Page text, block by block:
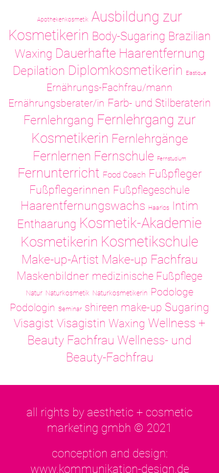
Apothekenkosmetik Ausbildung zur
Kosmetikerin Body-Sugaring Brazilian
Waxing Dauerhafte Haarentfernung
Depilation Diplomkosmetikerin Elastique
Ernährungs-Fachfrau/mann
Ernährungsberater/in Farb- und Stilberaterin
Fernlehrgang Fernlehrgang zur
Kosmetikerin Fernlehrgänge
Fernlernen Fernschule Fernstudium
Fernunterricht Food Coach Fußpfleger
Fußpflegerinnen Fußpflegeschule
Haarentfernungswachs Haarlos Intim
Enthaarung Kosmetik-Akademie
Kosmetikerin Kosmetikschule
Make-up-Artist Make-up Fachfrau
Maskenbildner medizinische Fußpflege
Natur Naturkosmetik Naturkosmetikerin Podologe
Podologin Seminar shireen make-up Sugaring
Visagist Visagistin Waxing Wellness +
Beauty Fachfrau Wellness- und
Beauty-Fachfrau
all rights by aesthetic + cosmetic
marketing gmbh © 2021
conception and design:
www.kommunikation-design.de